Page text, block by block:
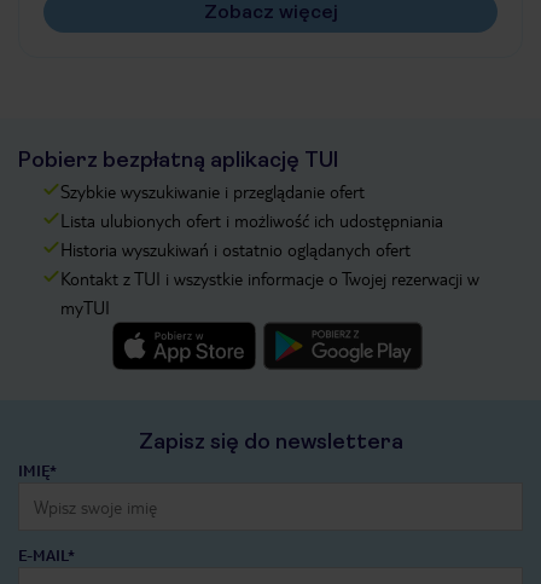
Zobacz więcej
Pobierz bezpłatną aplikację TUI
Szybkie wyszukiwanie i przeglądanie ofert
Lista ulubionych ofert i możliwość ich udostępniania
Historia wyszukiwań i ostatnio oglądanych ofert
Kontakt z TUI i wszystkie informacje o Twojej rezerwacji w
myTUI
Zapisz się do newslettera
IMIĘ*
E-MAIL*